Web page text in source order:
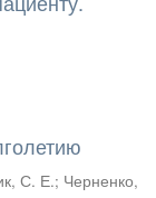
С. Е.; Черненко,